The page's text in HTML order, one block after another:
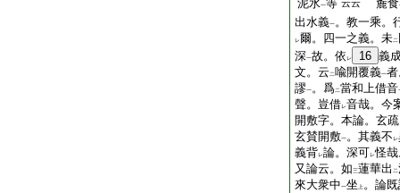
泥水一等 云云
麁食
出水義一。教一乘。
レ爾。四一之義。未二
深一故。依 レ 16 義
文。云 二喩開覆義一
謬一。爲二當和上借音
聲。豈借レ音哉。今
開敷字。本論。玄
玄賛開敷一。其義不 レ
義背レ論。深可レ怪
又論云。如三蓮華出 二
來大衆中一坐 上 。論